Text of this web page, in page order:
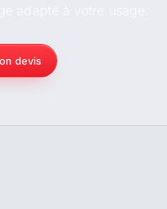
devis